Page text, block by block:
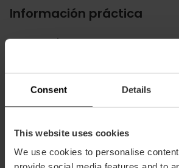
Consent Details
This website uses cookies
We use cookies to personalise
Información práctica
Horarios
22:15)
Lunes-Domingo: Cerrado
Precio medio